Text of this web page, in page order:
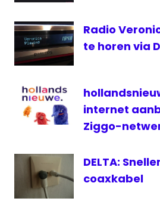
4000
Radio
te horen via
internet
Ziggo-
DELTA:
coaxkabel